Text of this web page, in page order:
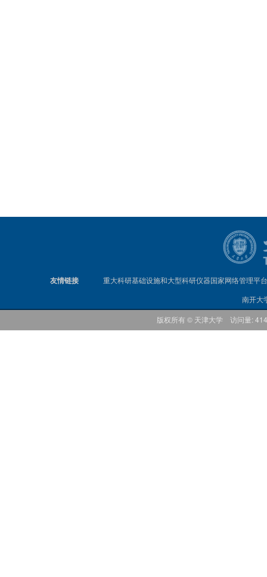
友情链接
重大科研基础设施和大型科研仪器国家网络管理平台
南开大
版权所有 © 天津大学 访问量: